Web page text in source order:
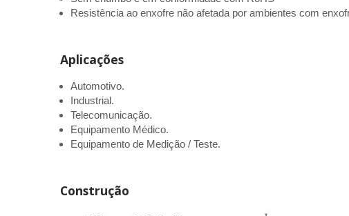
Resistência ao enxofre não afetada por ambientes com
Aplicações
Automotivo.
Industrial.
Telecomunicação.
Equipamento Médico.
Equipamento de Medição / Teste.
Construção